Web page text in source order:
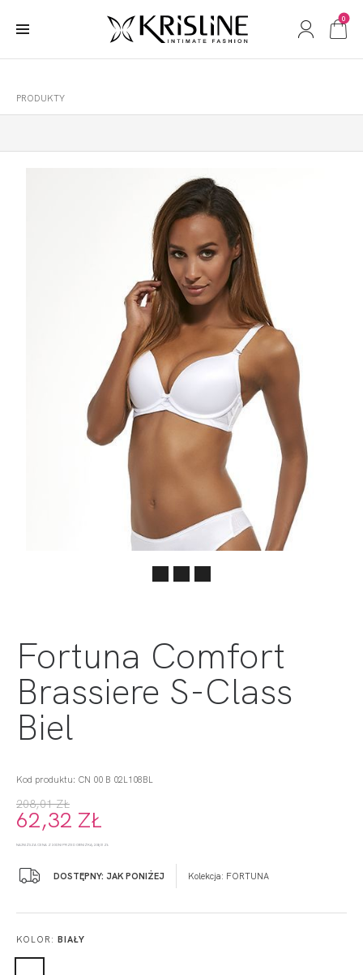
0
PRODUKTY
Fortuna Comfort
Brassiere S-Class
Biel
Kod produktu: CN 00 B 02L108BL
208,01 ZŁ
62,32 ZŁ
NAJNIŻSZA CENA Z 30 DNI PRZED OBNIŻKĄ: 208,01 ZŁ
DOSTĘPNY: JAK PONIŻEJ Kolekcja: FORTUNA
KOLOR: BIAŁY